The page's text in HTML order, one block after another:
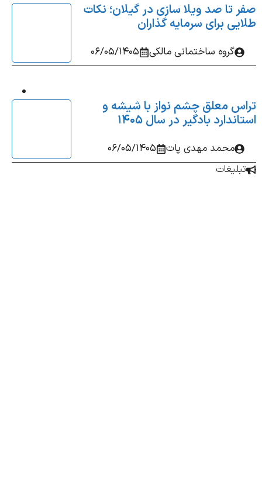
تا صد ویلا سازی در گیلان؛ نکات
برای سرمایه‌ گذاران
06/05/1405 گروه ساختمانی مالکی
معلق چشم‌ نواز با شیشه و
بادگیر در سال 1405
06/05/1405
محمد مهدی پات